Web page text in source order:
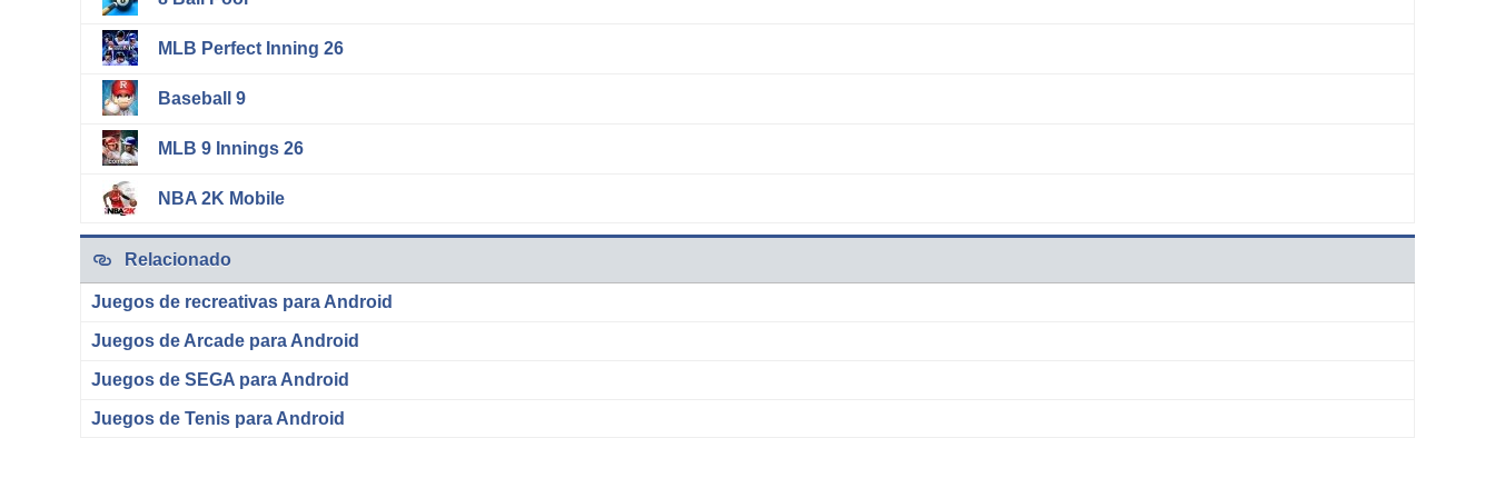
MLB Perfect Inning 26
Baseball 9
MLB 9 Innings 26
NBA 2K Mobile
Relacionado
Juegos de recreativas para Android
Juegos de Arcade para Android
Juegos de SEGA para Android
Juegos de Tenis para Android